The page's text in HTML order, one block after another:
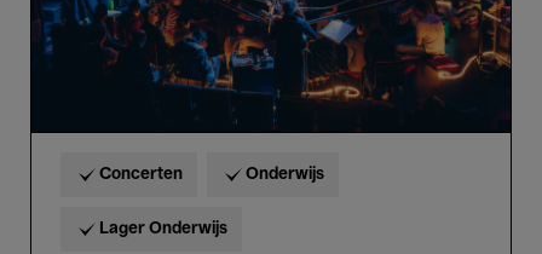
Concerten Onderwijs
Lager Onderwijs